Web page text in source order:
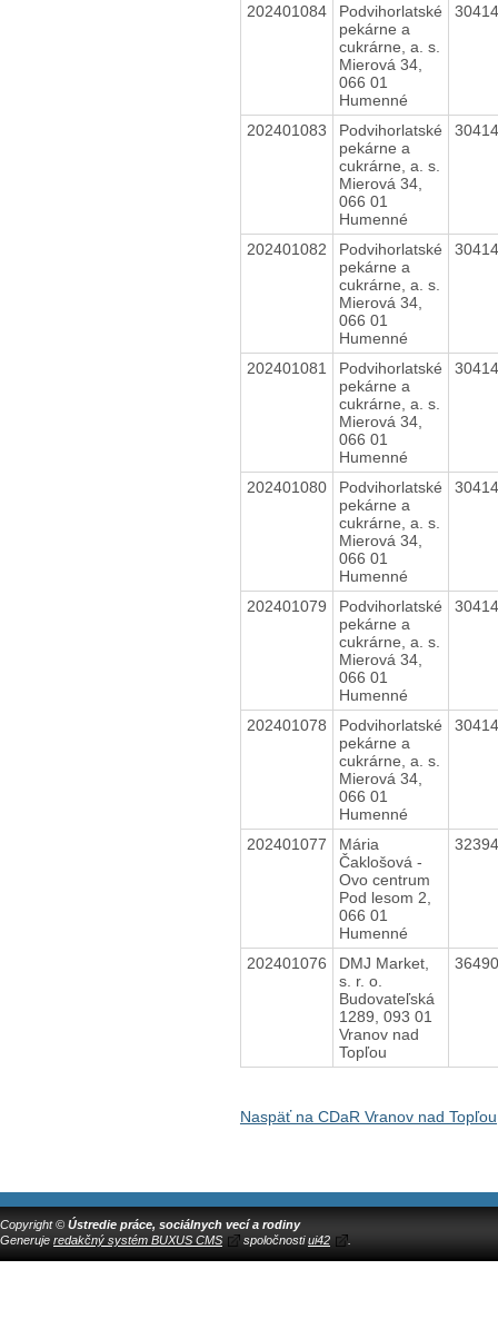
202401084
Podvihorlatské
pekárne a
cukrárne, a. s.
Mierová 34,
066 01
Humenné
202401083
Podvihorlatské
pekárne a
cukrárne, a. s.
Mierová 34,
066 01
Humenné
202401082
Podvihorlatské
pekárne a
cukrárne, a. s.
Mierová 34,
066 01
Humenné
202401081
Podvihorlatské
pekárne a
cukrárne, a. s.
Mierová 34,
066 01
Humenné
202401080
Podvihorlatské
pekárne a
cukrárne, a. s.
Mierová 34,
066 01
Humenné
202401079
Podvihorlatské
pekárne a
cukrárne, a. s.
Mierová 34,
066 01
Humenné
202401078
Podvihorlatské
pekárne a
cukrárne, a. s.
Mierová 34,
066 01
Humenné
202401077
Mária
Čaklošová -
Ovo centrum
Pod lesom 2,
066 01
Humenné
202401076
DMJ Market,
s. r. o.
Budovateľská
1289, 093 01
Vranov nad
Topľou
Naspäť na CDaR Vranov nad
Copyright © Ústredie práce, sociálnych vecí a rodiny
Generuje redakčný systém BUXUS CMS spoločnostiui42